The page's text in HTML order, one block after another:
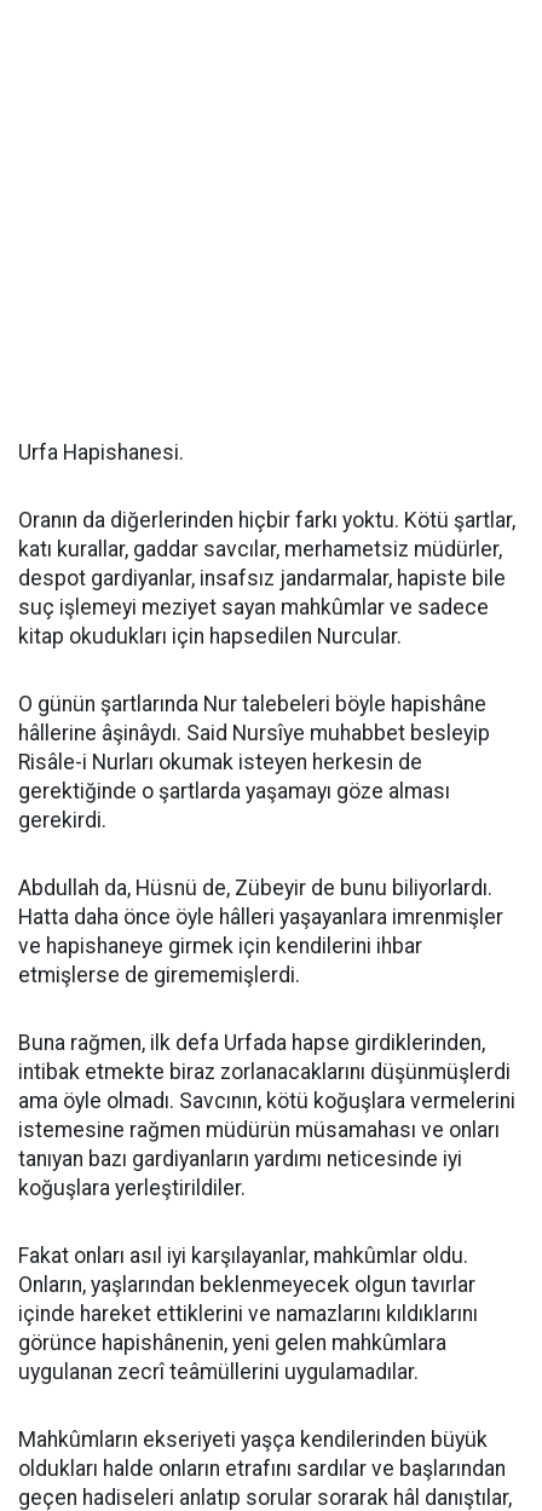
Urfa Hapishanesi.
Oranın da diğerlerinden hiçbir farkı yoktu. Kötü şartlar,
katı kurallar, gaddar savcılar, merhametsiz müdürler,
despot gardiyanlar, insafsız jandarmalar, hapiste bile
suç işlemeyi meziyet sayan mahkûmlar ve sadece
kitap okudukları için hapsedilen Nurcular.
O günün şartlarında Nur talebeleri böyle hapishâne
hâllerine âşinâydı. Said Nursîye muhabbet besleyip
Risâle-i Nurları okumak isteyen herkesin de
gerektiğinde o şartlarda yaşamayı göze alması
gerekirdi.
Abdullah da, Hüsnü de, Zübeyir de bunu biliyorlardı.
Hatta daha önce öyle hâlleri yaşayanlara imrenmişler
ve hapishaneye girmek için kendilerini ihbar
etmişlerse de girememişlerdi.
Buna rağmen, ilk defa Urfada hapse girdiklerinden,
intibak etmekte biraz zorlanacaklarını düşünmüşlerdi
ama öyle olmadı. Savcının, kötü koğuşlara vermelerini
istemesine rağmen müdürün müsamahası ve onları
tanıyan bazı gardiyanların yardımı neticesinde iyi
koğuşlara yerleştirildiler.
Fakat onları asıl iyi karşılayanlar, mahkûmlar oldu.
Onların, yaşlarından beklenmeyecek olgun tavırlar
içinde hareket ettiklerini ve namazlarını kıldıklarını
görünce hapishânenin, yeni gelen mahkûmlara
uygulanan zecrî teâmüllerini uygulamadılar.
Mahkûmların ekseriyeti yaşça kendilerinden büyük
oldukları halde onların etrafını sardılar ve başlarından
geçen hadiseleri anlatıp sorular sorarak hâl danıştılar,